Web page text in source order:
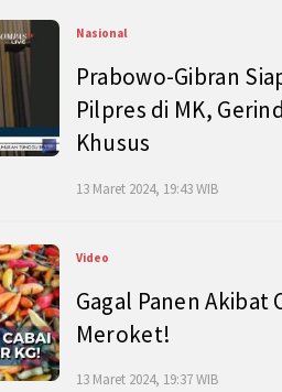
Nasional
Prabowo-Gibran
Pilpres di MK,
Khusus
13 Maret 2024, 19:43 WIB
Video
Gagal Panen Akibat
Meroket!
13 Maret 2024, 19:37 WIB